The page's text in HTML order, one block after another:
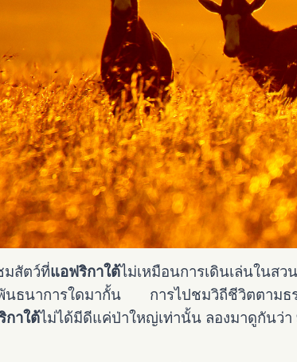
มสัตว์ที่แอฟริกาใต้ไม่เหมือนการเดินเล่นในส
นธนาการใดมากั้น การไปชมวิถีชีวิตตามธ
กาใต้ไม่ได้มีดีแค่ป่าใหญ่เท่านั้น ลองมาดูกันว่า